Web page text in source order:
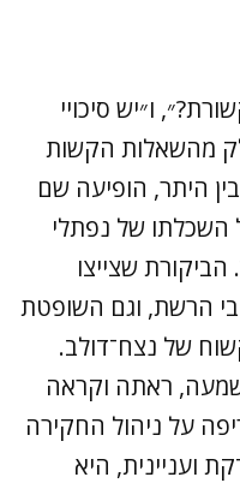
ו״יש סיכויי
מהשאלות הקשות
היתר, הופיעה שם
של נפתלי
שצייצו
הרשת, וגם השופטת
של נצח־דולב.
ראתה וקראה
על ניהול החקירה
ועניינית, היא